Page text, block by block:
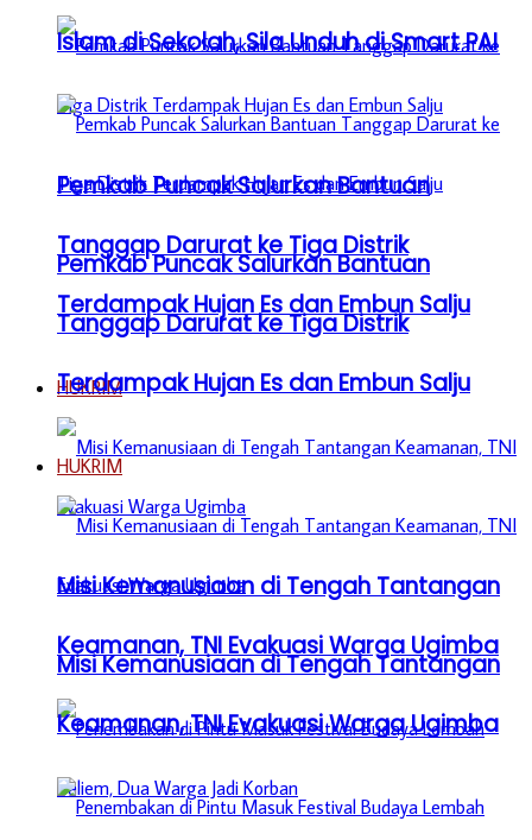
Pemkab Puncak Salurkan Bantuan
Tanggap Darurat ke Tiga Distrik
Terdampak Hujan Es dan Embun Salju
HUKRIM
Misi Kemanusiaan di Tengah Tantangan
Keamanan, TNI Evakuasi Warga Ugimba
Islam di Sekolah, Sila Unduh di Smart PAI
Pemkab Puncak Salurkan Bantuan
Tanggap Darurat ke Tiga Distrik
Terdampak Hujan Es dan Embun Salju
HUKRIM
Misi Kemanusiaan di Tengah Tantangan
Keamanan, TNI Evakuasi Warga Ugimba